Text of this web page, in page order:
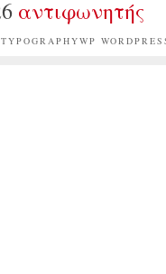
αντιφωνητής
TYPOGRAPHYWP